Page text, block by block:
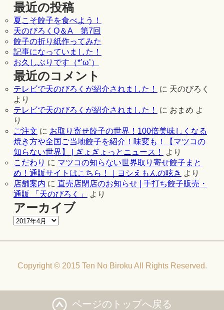
最近の投稿
夏こそ餃子を食べよう！
天のびろくQ＆A 第7回
餃子の折り紙作ってみた
記事になっていました！
お久しぶりです（*’ω’）
最近のコメント
テレビで天のびろくが紹介されました！ に 天のびろく
より
テレビで天のびろくが紹介されました！
に おまめ よ
り
ご注文 に お取り寄せ餃子の世界！100倍美味しくなる
焼き方や全国ご当地餃子を紹介！味変も！【マツコの
知らない世界】 | ぎょぎょっとニュース！
より
こだわり に マツコの知らない世界取り寄せ餃子まと
め！通販サイトはこちら！｜ヨシえもんの呟き より
店舗案内 に 直売店閉店のお知らせ | 手打ち餃子販売・
通販 「天のびろく」
より
アーカイブ
Copyright © 2015 Ten No Biroku All Rights Reserved.
ページのトップへ戻る